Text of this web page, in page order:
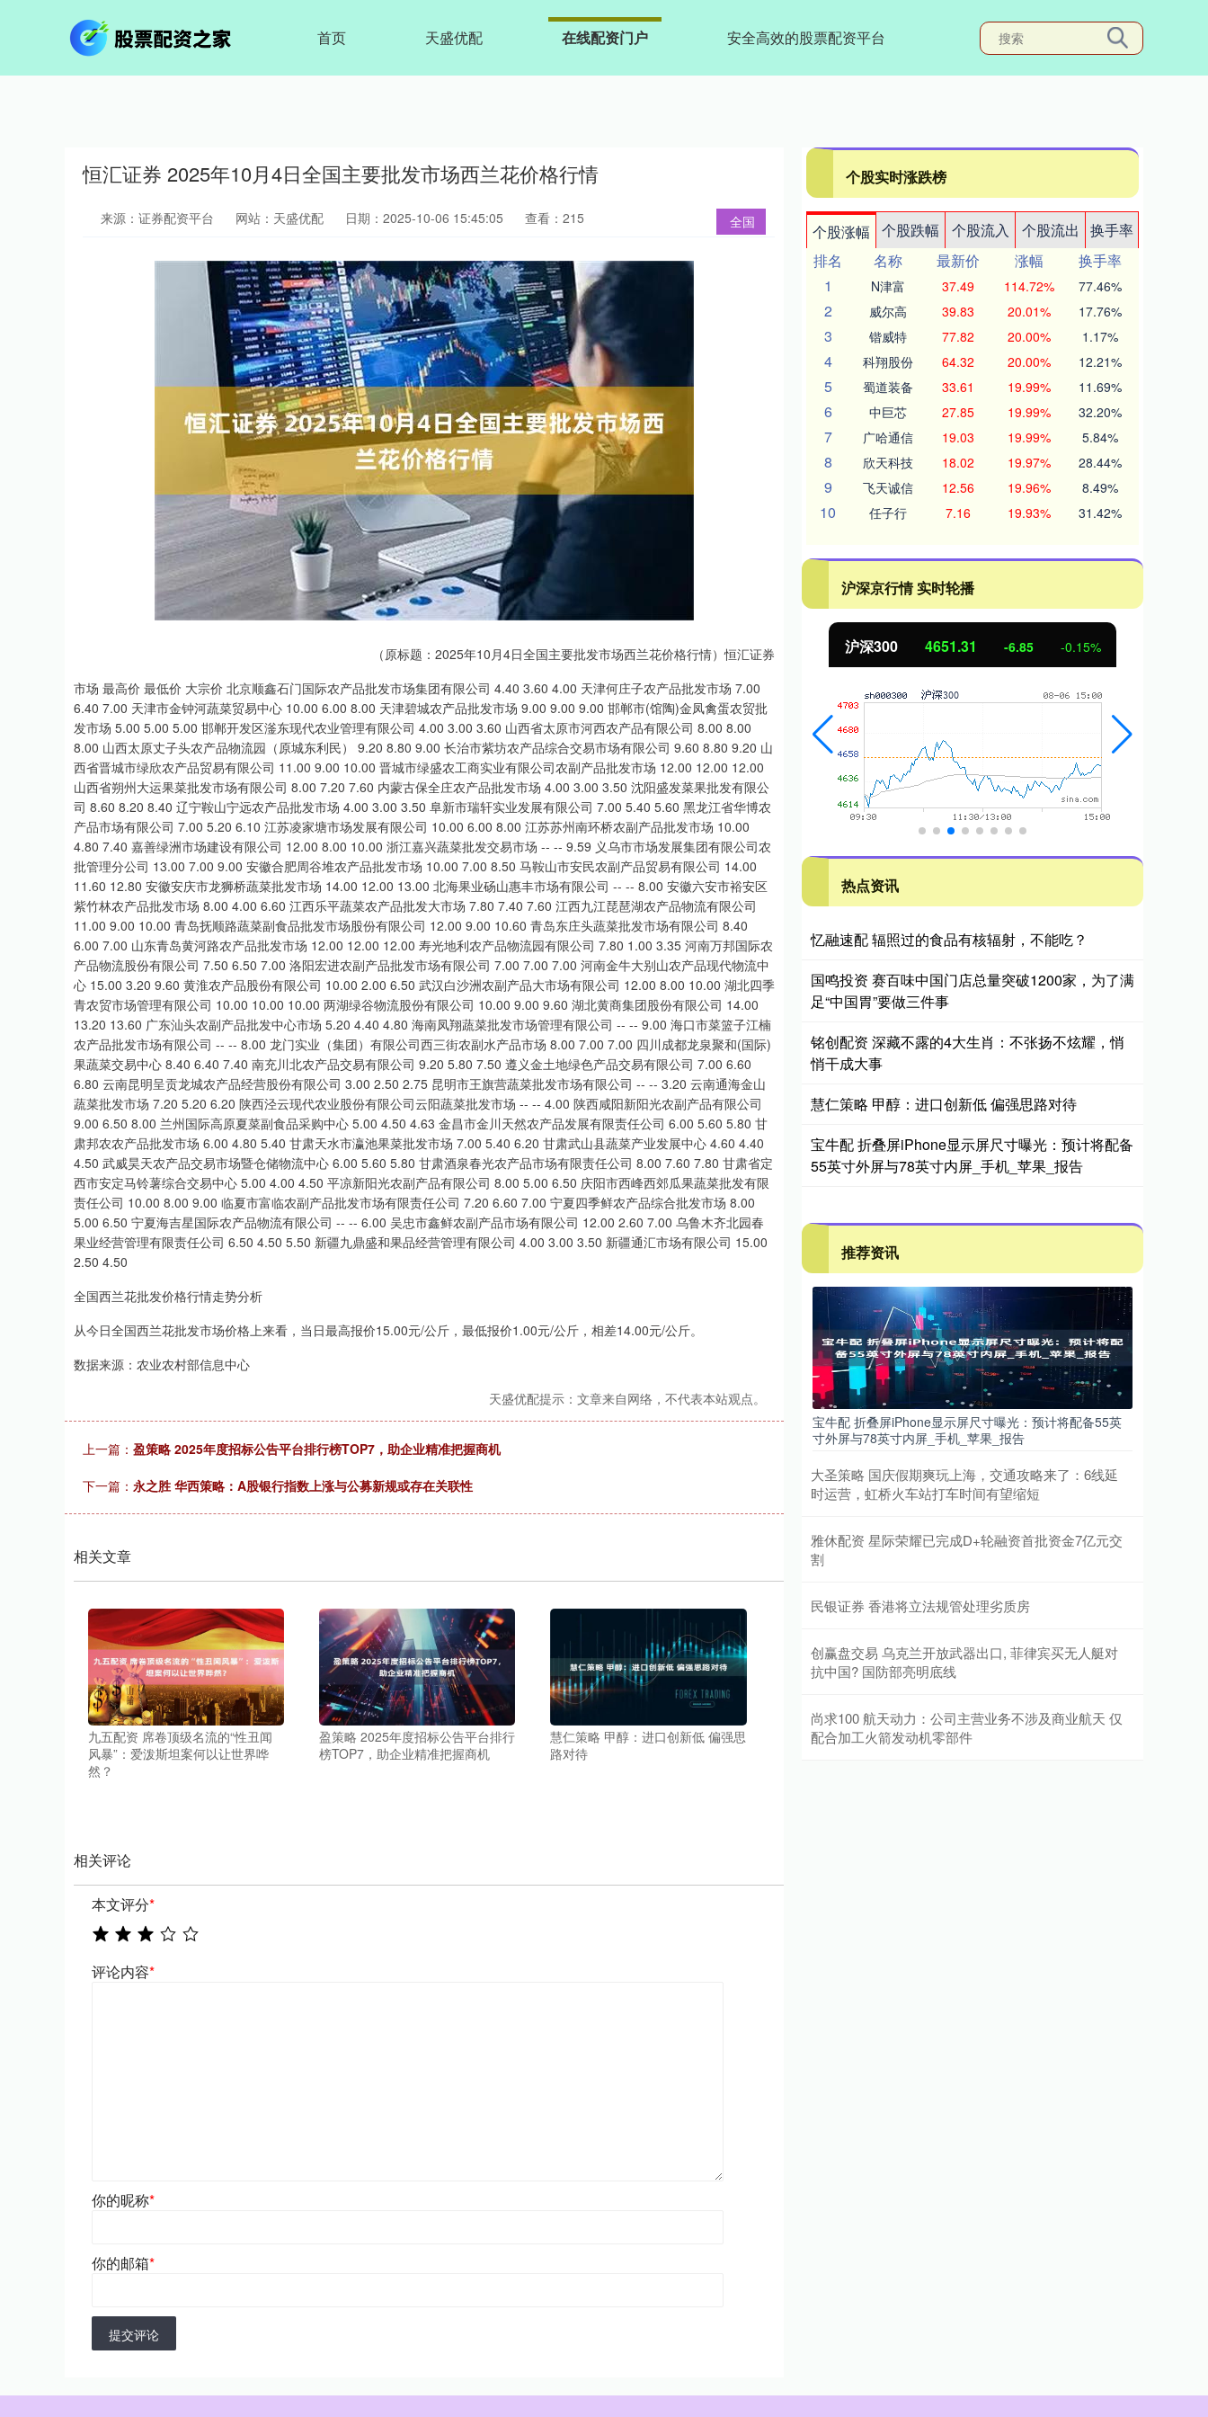
首页 天盛优配 在线配资门户 安全高效的股票配资平台
恒汇证券 2025年10月4日全国主要批发市场西兰花价格行情
全国
来源：证券配资平台 网站：天盛优配 日期：2025-10-06 15:45:05 查看：215
（原标题：2025年10月4日全国主要批发市场西兰花价格行情）恒汇证券
市场 最高价 最低价 大宗价 北京顺鑫石门国际农产品批发市场集团有限公司 4.40 3.60 4.00 天津何庄子农产品批发市场 7.00
6.40 7.00 天津市金钟河蔬菜贸易中心 10.00 6.00 8.00 天津碧城农产品批发市场 9.00 9.00 9.00 邯郸市(馆陶)金凤禽蛋农贸批
发市场 5.00 5.00 5.00 邯郸开发区滏东现代农业管理有限公司 4.00 3.00 3.60 山西省太原市河西农产品有限公司 8.00 8.00
8.00 山西太原丈子头农产品物流园（原城东利民） 9.20 8.80 9.00 长治市紫坊农产品综合交易市场有限公司 9.60 8.80 9.20 山
西省晋城市绿欣农产品贸易有限公司 11.00 9.00 10.00 晋城市绿盛农工商实业有限公司农副产品批发市场 12.00 12.00 12.00
山西省朔州大运果菜批发市场有限公司 8.00 7.20 7.60 内蒙古保全庄农产品批发市场 4.00 3.00 3.50 沈阳盛发菜果批发有限公
司 8.60 8.20 8.40 辽宁鞍山宁远农产品批发市场 4.00 3.00 3.50 阜新市瑞轩实业发展有限公司 7.00 5.40 5.60 黑龙江省华博农
产品市场有限公司 7.00 5.20 6.10 江苏凌家塘市场发展有限公司 10.00 6.00 8.00 江苏苏州南环桥农副产品批发市场 10.00
4.80 7.40 嘉善绿洲市场建设有限公司 12.00 8.00 10.00 浙江嘉兴蔬菜批发交易市场 -- -- 9.59 义乌市市场发展集团有限公司农
批管理分公司 13.00 7.00 9.00 安徽合肥周谷堆农产品批发市场 10.00 7.00 8.50 马鞍山市安民农副产品贸易有限公司 14.00
11.60 12.80 安徽安庆市龙狮桥蔬菜批发市场 14.00 12.00 13.00 北海果业砀山惠丰市场有限公司 -- -- 8.00 安徽六安市裕安区
紫竹林农产品批发市场 8.00 4.00 6.60 江西乐平蔬菜农产品批发大市场 7.80 7.40 7.60 江西九江琵琶湖农产品物流有限公司
11.00 9.00 10.00 青岛抚顺路蔬菜副食品批发市场股份有限公司 12.00 9.00 10.60 青岛东庄头蔬菜批发市场有限公司 8.40
6.00 7.00 山东青岛黄河路农产品批发市场 12.00 12.00 12.00 寿光地利农产品物流园有限公司 7.80 1.00 3.35 河南万邦国际农
产品物流股份有限公司 7.50 6.50 7.00 洛阳宏进农副产品批发市场有限公司 7.00 7.00 7.00 河南金牛大别山农产品现代物流中
心 15.00 3.20 9.60 黄淮农产品股份有限公司 10.00 2.00 6.50 武汉白沙洲农副产品大市场有限公司 12.00 8.00 10.00 湖北四季
青农贸市场管理有限公司 10.00 10.00 10.00 两湖绿谷物流股份有限公司 10.00 9.00 9.60 湖北黄商集团股份有限公司 14.00
13.20 13.60 广东汕头农副产品批发中心市场 5.20 4.40 4.80 海南凤翔蔬菜批发市场管理有限公司 -- -- 9.00 海口市菜篮子江楠
农产品批发市场有限公司 -- -- 8.00 龙门实业（集团）有限公司西三街农副水产品市场 8.00 7.00 7.00 四川成都龙泉聚和(国际)
果蔬菜交易中心 8.40 6.40 7.40 南充川北农产品交易有限公司 9.20 5.80 7.50 遵义金土地绿色产品交易有限公司 7.00 6.60
6.80 云南昆明呈贡龙城农产品经营股份有限公司 3.00 2.50 2.75 昆明市王旗营蔬菜批发市场有限公司 -- -- 3.20 云南通海金山
蔬菜批发市场 7.20 5.20 6.20 陕西泾云现代农业股份有限公司云阳蔬菜批发市场 -- -- 4.00 陕西咸阳新阳光农副产品有限公司
9.00 6.50 8.00 兰州国际高原夏菜副食品采购中心 5.00 4.50 4.63 金昌市金川天然农产品发展有限责任公司 6.00 5.60 5.80 甘
肃邦农农产品批发市场 6.00 4.80 5.40 甘肃天水市瀛池果菜批发市场 7.00 5.40 6.20 甘肃武山县蔬菜产业发展中心 4.60 4.40
4.50 武威昊天农产品交易市场暨仓储物流中心 6.00 5.60 5.80 甘肃酒泉春光农产品市场有限责任公司 8.00 7.60 7.80 甘肃省定
西市安定马铃薯综合交易中心 5.00 4.00 4.50 平凉新阳光农副产品有限公司 8.00 5.00 6.50 庆阳市西峰西郊瓜果蔬菜批发有限
责任公司 10.00 8.00 9.00 临夏市富临农副产品批发市场有限责任公司 7.20 6.60 7.00 宁夏四季鲜农产品综合批发市场 8.00
5.00 6.50 宁夏海吉星国际农产品物流有限公司 -- -- 6.00 吴忠市鑫鲜农副产品市场有限公司 12.00 2.60 7.00 乌鲁木齐北园春
果业经营管理有限责任公司 6.50 4.50 5.50 新疆九鼎盛和果品经营管理有限公司 4.00 3.00 3.50 新疆通汇市场有限公司 15.00
2.50 4.50
全国西兰花批发价格行情走势分析
从今日全国西兰花批发市场价格上来看，当日最高报价15.00元/公斤，最低报价1.00元/公斤，相差14.00元/公斤。
数据来源：农业农村部信息中心
天盛优配提示：文章来自网络，不代表本站观点。
上一篇： 盈策略 2025年度招标公告平台排行榜TOP7，助企业精准把握商机
下一篇： 永之胜 华西策略：A股银行指数上涨与公募新规或存在关联性
相关文章
九五配资 席卷顶级名流的“性丑闻
风暴”：爱泼斯坦案何以让世界哗
然？
盈策略 2025年度招标公告平台排行
榜TOP7，助企业精准把握商机
慧仁策略 甲醇：进口创新低 偏强思
路对待
相关评论
本文评分*
评论内容*
你的昵称*
你的邮箱*
提交评论
个股实时涨跌榜
个股涨幅 个股跌幅 个股流入 个股流出
换手率
排名
名称 最新价 涨幅
换手率
1
N津富 37.49 114.72% 77.46%
2 威尔高 39.83 20.01% 17.76%
3 锴威特 77.82 20.00% 1.17%
4 科翔股份 64.32 20.00% 12.21%
5 蜀道装备 33.61 19.99% 11.69%
6 中巨芯 27.85 19.99% 32.20%
7 广哈通信 19.03 19.99% 5.84%
8 欣天科技 18.02 19.97% 28.44%
9 飞天诚信 12.56 19.96% 8.49%
10 任子行 7.16 19.93% 31.42%
沪深京行情 实时轮播
-0.24% 沪深300 4651.31 -6.85 -0.15% 北证50 1122.88 3.42 0.30%
热点资讯
忆融速配 辐照过的食品有核辐射，不能吃？
国鸣投资 赛百味中国门店总量突破1200家，为了满
足“中国胃”要做三件事
铭创配资 深藏不露的4大生肖：不张扬不炫耀，悄
悄干成大事
慧仁策略 甲醇：进口创新低 偏强思路对待
宝牛配 折叠屏iPhone显示屏尺寸曝光：预计将配备
55英寸外屏与78英寸内屏_手机_苹果_报告
推荐资讯
宝牛配 折叠屏iPhone显示屏尺寸曝光：预计将配备55英
寸外屏与78英寸内屏_手机_苹果_报告
大圣策略 国庆假期爽玩上海，交通攻略来了：6线延
时运营，虹桥火车站打车时间有望缩短
雅休配资 星际荣耀已完成D+轮融资首批资金7亿元交
割
民银证券 香港将立法规管处理劣质房
创赢盘交易 乌克兰开放武器出口, 菲律宾买无人艇对
抗中国? 国防部亮明底线
尚求100 航天动力：公司主营业务不涉及商业航天 仅
配合加工火箭发动机零部件